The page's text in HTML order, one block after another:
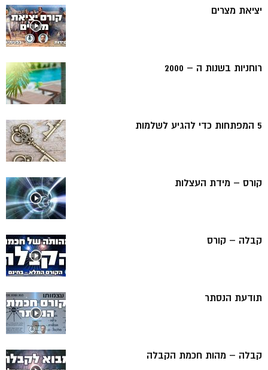
יציאת מצרים
רוחניות בשנות ה – 2000
5 המפתחות כדי להגיע לשלמות
קורס – מידת העצלות
קבלה – קורס
תודעת הנסתר
קבלה – מהות חכמת הקבלה